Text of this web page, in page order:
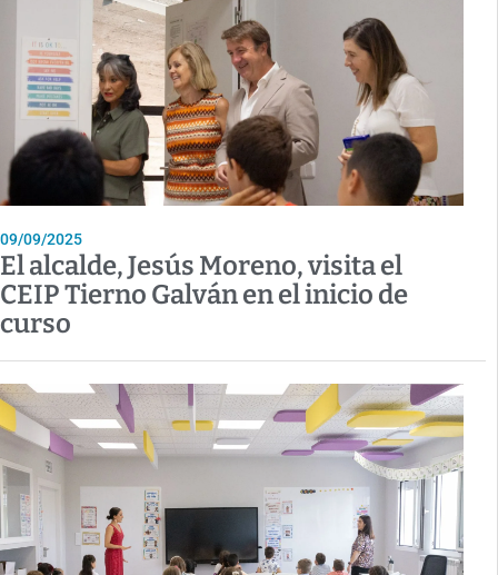
09/09/2025
El alcalde, Jesús Moreno, visita el
CEIP Tierno Galván en el inicio de
curso